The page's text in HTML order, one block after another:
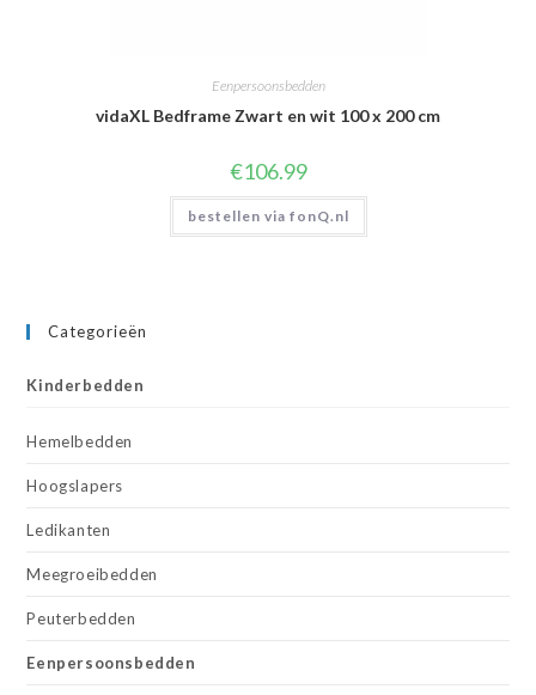
Eenpersoonsbedden
vidaXL Bedframe Zwart en wit 100 x 200 cm
€106.99
bestellen via fonQ.nl
Categorieën
Kinderbedden
Hemelbedden
Hoogslapers
Ledikanten
Meegroeibedden
Peuterbedden
Eenpersoonsbedden